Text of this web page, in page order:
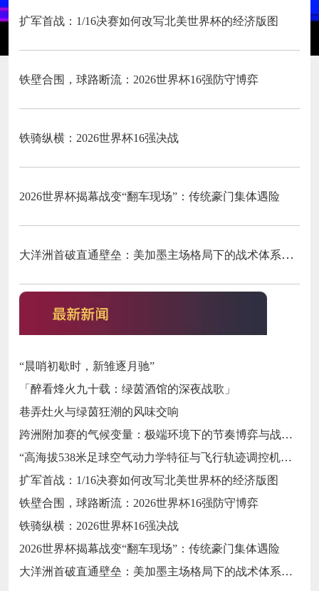
扩军首战：1/16决赛如何改写北美世界杯的经济版图
铁壁合围，球路断流：2026世界杯16强防守博弈
铁骑纵横：2026世界杯16强决战
2026世界杯揭幕战变“翻车现场”：传统豪门集体遇险
大洋洲首破直通壁垒：美加墨主场格局下的战术体系重构
“晨哨初歇时，新雏逐月驰”
「醉看烽火九十载：绿茵酒馆的深夜战歌」
巷弄灶火与绿茵狂潮的风味交响
跨洲附加赛的气候变量：极端环境下的节奏博弈与战术自适应
“高海拔538米足球空气动力学特征与飞行轨迹调控机制——以2026世界杯BBVA球场为实证场景”
扩军首战：1/16决赛如何改写北美世界杯的经济版图
铁壁合围，球路断流：2026世界杯16强防守博弈
铁骑纵横：2026世界杯16强决战
2026世界杯揭幕战变“翻车现场”：传统豪门集体遇险
大洋洲首破直通壁垒：美加墨主场格局下的战术体系重构